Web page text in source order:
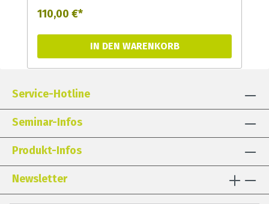
Einüben von Nachschlagestrategien
schließt eine Lücke in der Therapie und
Alltagsorientierung von Aphasikern. Das
Wörterbuch orientiert sich in Umfang und
sprachgestörter Menschen und will deren
besondere Kommunikation sicherer und
effizienter machen. Durch die
systematische Bearbeitung der im
Übungsordner und auf dem USB-Stick
enthaltenen Kopiervorlagen sollen
aphasische Patienten an die Verwendung
eines solchen Wörterbuchs herangeführt
110,00 €*
IN DEN WARENKORB
Service-Hotline
Seminar-Infos
Produkt-Infos
Newsletter